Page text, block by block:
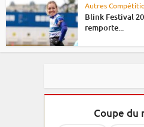
Autres
Blink Festival
remporte...
Coupe du